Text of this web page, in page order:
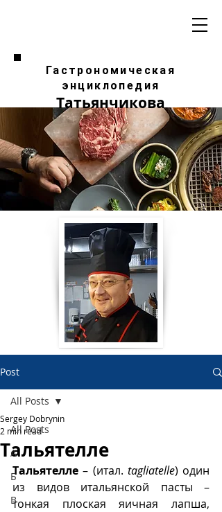
Гастрономическая
энциклопедия
Татьянчикова
Post
All Posts
А
Б
В
All Posts
Тальятелле
Sergey Dobrynin
2 min read
Тальятелле – (итал. tagliatelle) один
из видов итальянской пасты –
тонкая плоская яичная лапша,